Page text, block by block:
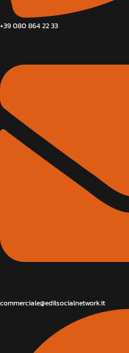
+39 080 864 22 33
commerciale@edilsocialnetwork.it